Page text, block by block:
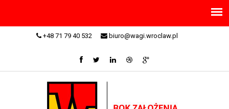
+48 71 79 40 532 biuro@wagi.wroclaw.pl